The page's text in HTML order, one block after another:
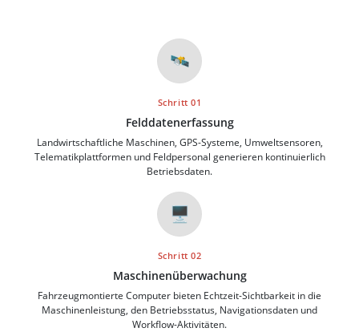
🛰️
Schritt 01
Felddatenerfassung
Landwirtschaftliche Maschinen, GPS-Systeme, Umweltsensoren,
Telematikplattformen und Feldpersonal generieren kontinuierlich
Betriebsdaten.
🖥️
Schritt 02
Maschinenüberwachung
Fahrzeugmontierte Computer bieten Echtzeit-Sichtbarkeit in die
Maschinenleistung, den Betriebsstatus, Navigationsdaten und
Workflow-Aktivitäten.